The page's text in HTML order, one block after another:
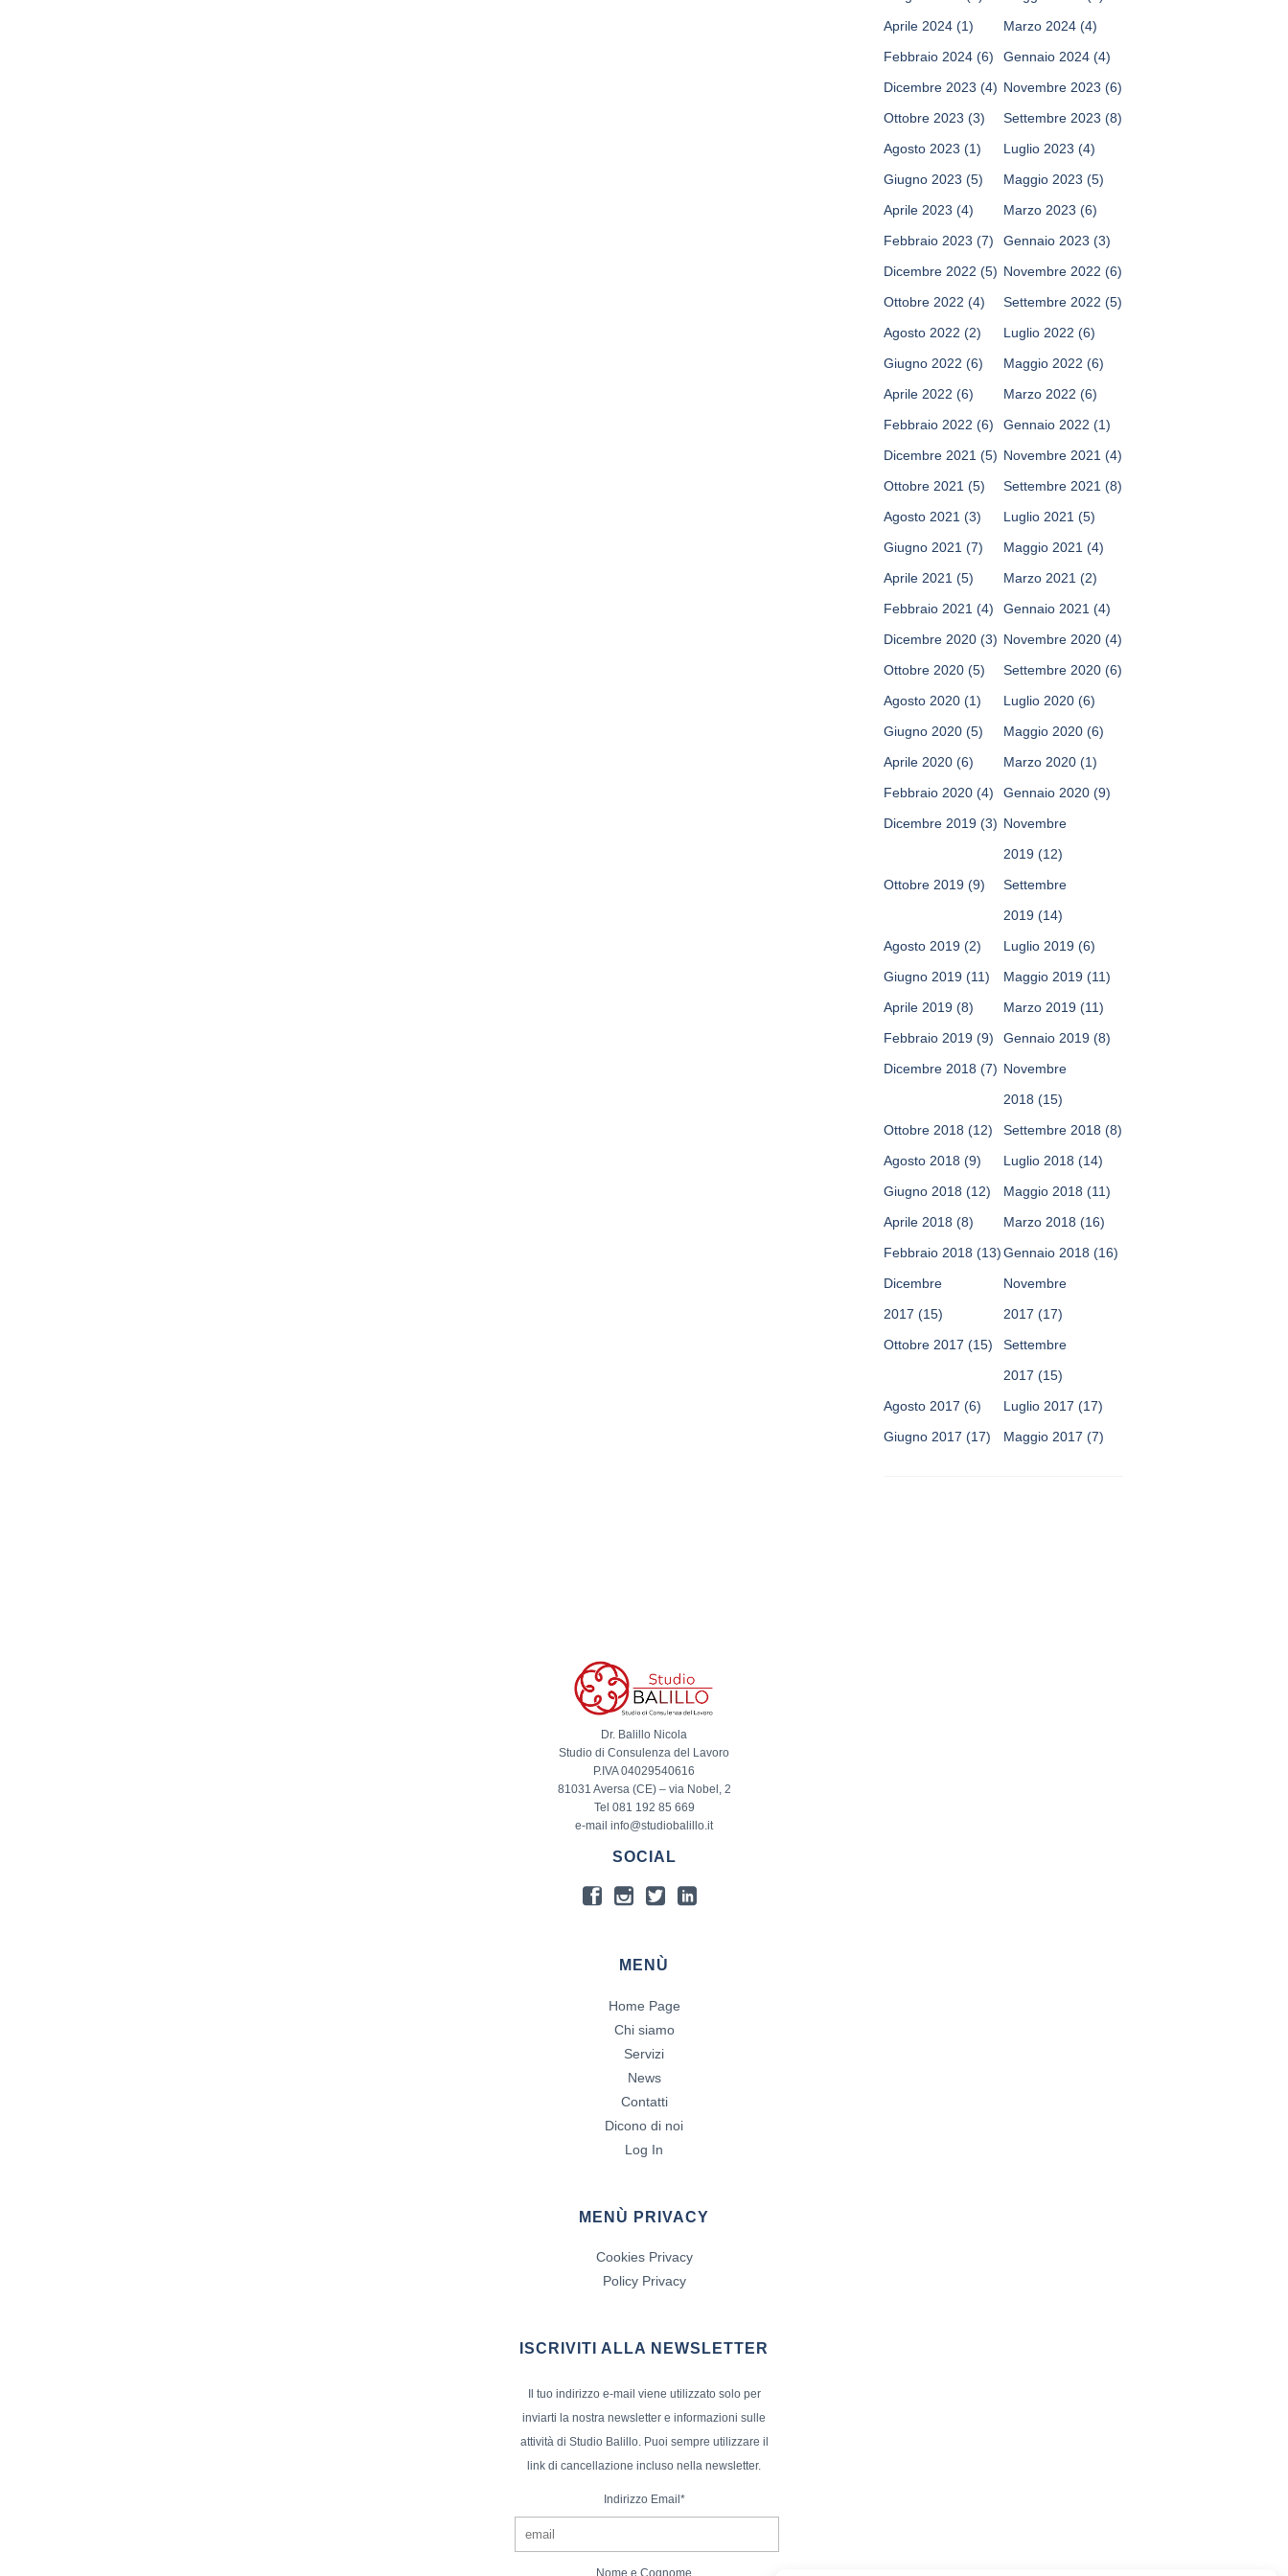
Aprile 2024 (1) Marzo 2024 (4)
Febbraio 2024 (6) Gennaio 2024 (4)
Dicembre 2023 (4) Novembre 2023 (6)
Ottobre 2023 (3) Settembre 2023 (8)
Agosto 2023 (1) Luglio 2023 (4)
Giugno 2023 (5) Maggio 2023 (5)
Aprile 2023 (4) Marzo 2023 (6)
Febbraio 2023 (7) Gennaio 2023 (3)
Dicembre 2022 (5) Novembre 2022 (6)
Ottobre 2022 (4) Settembre 2022 (5)
Agosto 2022 (2) Luglio 2022 (6)
Giugno 2022 (6) Maggio 2022 (6)
Aprile 2022 (6) Marzo 2022 (6)
Febbraio 2022 (6) Gennaio 2022 (1)
Dicembre 2021 (5) Novembre 2021 (4)
Ottobre 2021 (5) Settembre 2021 (8)
Agosto 2021 (3) Luglio 2021 (5)
Giugno 2021 (7) Maggio 2021 (4)
Aprile 2021 (5) Marzo 2021 (2)
Febbraio 2021 (4) Gennaio 2021 (4)
Dicembre 2020 (3) Novembre 2020 (4)
Ottobre 2020 (5) Settembre 2020 (6)
Agosto 2020 (1) Luglio 2020 (6)
Giugno 2020 (5) Maggio 2020 (6)
Aprile 2020 (6) Marzo 2020 (1)
Febbraio 2020 (4) Gennaio 2020 (9)
Dicembre 2019 (3) Novembre
2019 (12)
Ottobre 2019 (9)
Settembre
2019 (14)
Agosto 2019 (2) Luglio 2019 (6)
Giugno 2019 (11) Maggio 2019 (11)
Aprile 2019 (8) Marzo 2019 (11)
Febbraio 2019 (9) Gennaio 2019 (8)
Dicembre 2018 (7) Novembre
2018 (15)
Ottobre 2018 (12) Settembre 2018 (8)
Agosto 2018 (9) Luglio 2018 (14)
Giugno 2018 (12) Maggio 2018 (11)
Aprile 2018 (8) Marzo 2018 (16)
Febbraio 2018 (13)Gennaio 2018 (16)
Dicembre
2017 (15)
Novembre
2017 (17)
Ottobre 2017 (15)
Settembre
2017 (15)
Agosto 2017 (6) Luglio 2017 (17)
Giugno 2017 (17) Maggio 2017 (7)
Dr. Balillo Nicola
Studio di Consulenza del Lavoro
P.IVA 04029540616
81031 Aversa (CE) – via Nobel, 2
Tel 081 192 85 669
e-mail info@studiobalillo.it
SOCIAL
MENÙ
Home Page
Chi siamo
Servizi
News
Contatti
Dicono di noi
Log In
MENÙ PRIVACY
Cookies Privacy
Policy Privacy
ISCRIVITI ALLA NEWSLETTER
Il tuo indirizzo e-mail viene utilizzato solo per
inviarti la nostra newsletter e informazioni sulle
attività di Studio Balillo. Puoi sempre utilizzare il
link di cancellazione incluso nella newsletter.
Indirizzo Email*
Nome e Cognome